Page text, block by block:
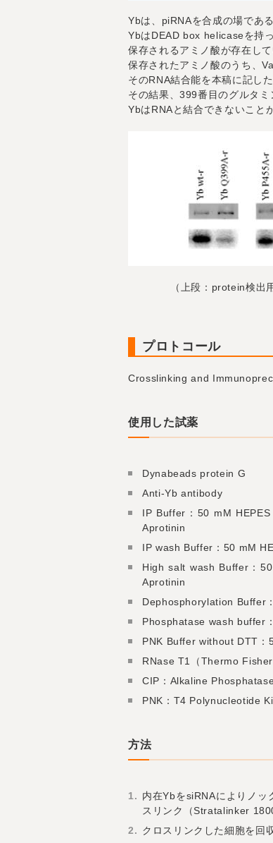
Ybは、piRNAを合成の場であ
YbはDEAD box helicaseを持
保存されるアミノ酸が存在して
保存されたアミノ酸のうち、
そのRNA結合能を本稿に記し
その結果、399番目のグルタ
YbはRNAと結合できないこと
（上段：protein検出
プロトコール
Crosslinking and
使用した試薬
Dynabeads protein G
Anti-Yb antibody
IP Buffer：50 mM
Aprotinin
IP wash Buffer：50 mM
High salt wash Buffer：
Aprotinin
Dephosphorylation Buffer
Phosphatase wash buffer
PNK Buffer without DTT
RNase T1（Thermo Fisher
CIP：Alkaline
PNK：T4 Polynucleotide
方法
内在YbをsiRNAによりノ
スリンク（Stratalinker
クロスリンクした細胞を回